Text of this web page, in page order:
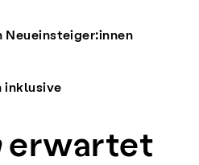
Neueinsteiger:innen
inklusive
erwartet